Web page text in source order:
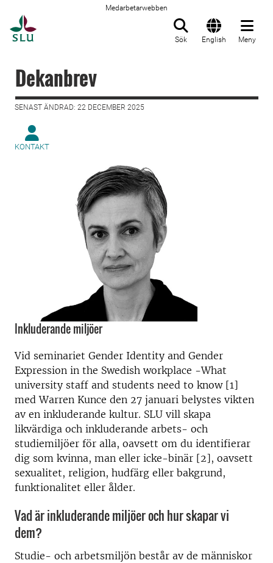
Medarbetarwebben
Sök English Meny
Dekanbrev
SENAST ÄNDRAD: 22 DECEMBER 2025
KONTAKT
Inkluderande miljöer
Vid seminariet Gender Identity and Gender
Expression in the Swedish workplace -What
university staff and students need to know [1]
med Warren Kunce den 27 januari belystes vikten
av en inkluderande kultur. SLU vill skapa
likvärdiga och inkluderande arbets- och
studiemiljöer för alla, oavsett om du identifierar
dig som kvinna, man eller icke-binär [2], oavsett
sexualitet, religion, hudfärg eller bakgrund,
funktionalitet eller ålder.
Vad är inkluderande miljöer och hur skapar vi
dem?
Studie- och arbetsmiljön består av de människor